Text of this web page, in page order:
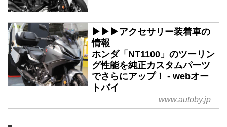
▶▶▶アクセサリー装着車の
情報
ホンダ「NT1100」のツーリン
グ性能を純正カスタムパーツ
でさらにアップ！ - webオー
トバイ
www.autoby.jp